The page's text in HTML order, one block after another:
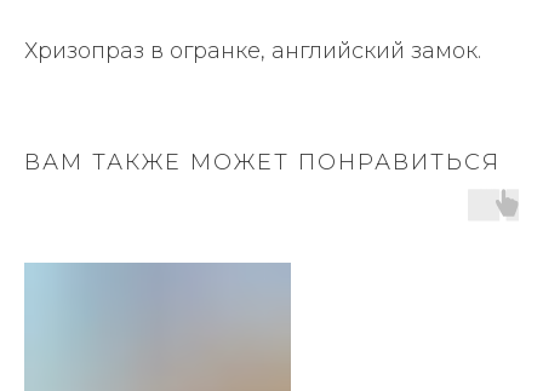
Хризопраз в огранке, английский замок.
ВАМ ТАКЖЕ МОЖЕТ ПОНРАВИТЬСЯ